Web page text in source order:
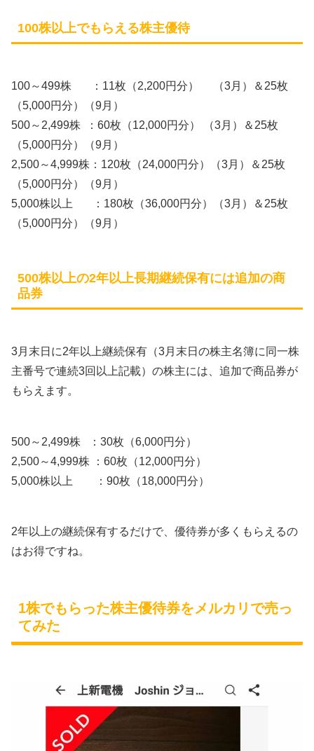
100株以上でもらえる株主優待
100～499株 ：11枚（2,200円分） （3月）＆25枚
（5,000円分）（9月）
500～2,499株 ：60枚（12,000円分） （3月）＆25枚
（5,000円分）（9月）
2,500～4,999株：120枚（24,000円分）（3月）＆25枚
（5,000円分）（9月）
5,000株以上 ：180枚（36,000円分）（3月）＆25枚
（5,000円分）（9月）
500株以上の2年以上長期継続保有には追加の商
品券
3月末日に2年以上継続保有（3月末日の株主名簿に同一株
主番号で連続3回以上記載）の株主には、追加で商品券が
もらえます。
500～2,499株 ：30枚（6,000円分）
2,500～4,999株 ：60枚（12,000円分）
5,000株以上 ：90枚（18,000円分）
2年以上の継続保有するだけで、優待券が多くもらえるの
はお得ですね。
1株でもらった株主優待券をメルカリで売っ
てみた